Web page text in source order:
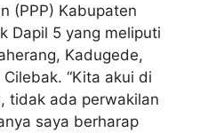
(PPP) Kabupaten
Dapil 5 yang meliputi
Kadugede,
“Kita akui di
tidak ada perwakilan
saya berharap